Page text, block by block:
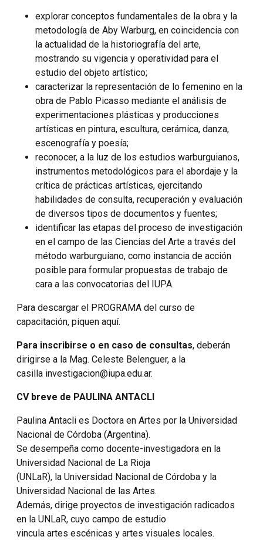
explorar conceptos fundamentales de la obra y la
metodología de Aby Warburg, en coincidencia con
la actualidad de la historiografía del arte,
mostrando su vigencia y operatividad para el
estudio del objeto artístico;
caracterizar la representación de lo femenino en la
obra de Pablo Picasso mediante el análisis de
experimentaciones plásticas y producciones
artísticas en pintura, escultura, cerámica, danza,
escenografía y poesía;
reconocer, a la luz de los estudios warburguianos,
instrumentos metodológicos para el abordaje y la
crítica de prácticas artísticas, ejercitando
habilidades de consulta, recuperación y evaluación
de diversos tipos de documentos y fuentes;
identificar las etapas del proceso de investigación
en el campo de las Ciencias del Arte a través del
método warburguiano, como instancia de acción
posible para formular propuestas de trabajo de
cara a las convocatorias del IUPA.
Para descargar el PROGRAMA del curso de
capacitación, piquen aquí.
Para inscribirse o en caso de consultas, deberán
dirigirse a la Mag. Celeste Belenguer, a la
casilla investigacion@iupa.edu.ar.
CV breve de PAULINA ANTACLI
Paulina Antacli es Doctora en Artes por la Universidad
Nacional de Córdoba (Argentina).
Se desempeña como docente-investigadora en la
Universidad Nacional de La Rioja
(UNLaR), la Universidad Nacional de Córdoba y la
Universidad Nacional de las Artes.
Además, dirige proyectos de investigación radicados
en la UNLaR, cuyo campo de estudio
vincula artes escénicas y artes visuales locales.